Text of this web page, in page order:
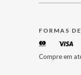
FORMAS
Compre em